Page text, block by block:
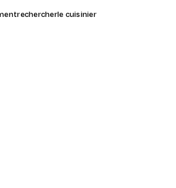
rechercherle cuisinier